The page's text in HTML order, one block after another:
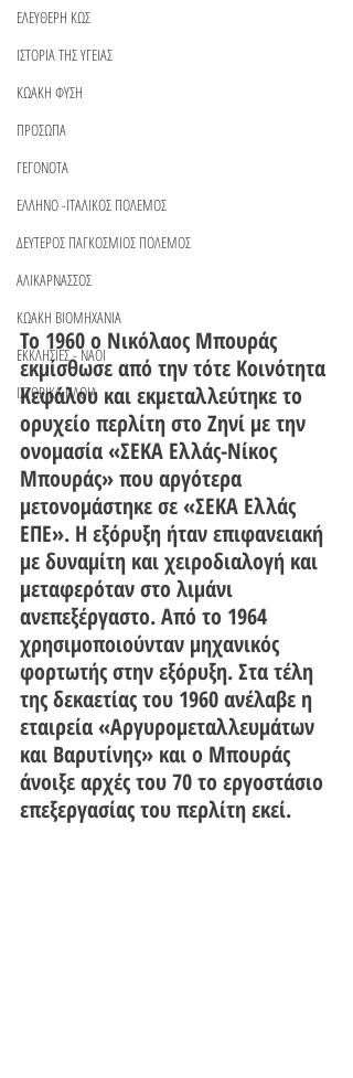
ΕΛΕΥΘΕΡΗ ΚΩΣ
ΙΣΤΟΡΙΑ ΤΗΣ ΥΓΕΙΑΣ
ΚΩΑΚΗ ΦΥΣΗ
ΠΡΟΣΩΠΑ
ΓΕΓΟΝΟΤΑ
ΕΛΛΗΝΟ -ΙΤΑΛΙΚΟΣ ΠΟΛΕΜΟΣ
ΔΕΥΤΕΡΟΣ ΠΑΓΚΟΣΜΙΟΣ ΠΟΛΕΜΟΣ
ΑΛΙΚΑΡΝΑΣΣΟΣ
ΚΩΑΚΗ ΒΙΟΜΗΧΑΝΙΑ
ΕΚΚΛΗΣΙΕΣ - ΝΑΟΙ
ΙΣΤΟΡΙΚΑ ΠΛΟΙΑ
Το 1960 ο Νικόλαος Μπουράς
εκμίσθωσε από την τότε Κοινότητα
Κεφάλου και εκμεταλλεύτηκε το
ορυχείο περλίτη στο Ζηνί με την
ονομασία «ΣΕΚΑ Ελλάς-Νίκος
Μπουράς» που αργότερα
μετονομάστηκε σε «ΣΕΚΑ Ελλάς
ΕΠΕ». Η εξόρυξη ήταν επιφανειακή
με δυναμίτη και χειροδιαλογή και
μεταφερόταν στο λιμάνι
ανεπεξέργαστο. Από το 1964
χρησιμοποιούνταν μηχανικός
φορτωτής στην εξόρυξη. Στα τέλη
της δεκαετίας του 1960 ανέλαβε η
εταιρεία «Αργυρομεταλλευμάτων
και Βαρυτίνης» και ο Μπουράς
άνοιξε αρχές του 70 το εργοστάσιο
επεξεργασίας του περλίτη εκεί.